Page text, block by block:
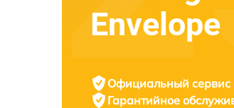
Envelope
Официальный сервис
Гарантийное